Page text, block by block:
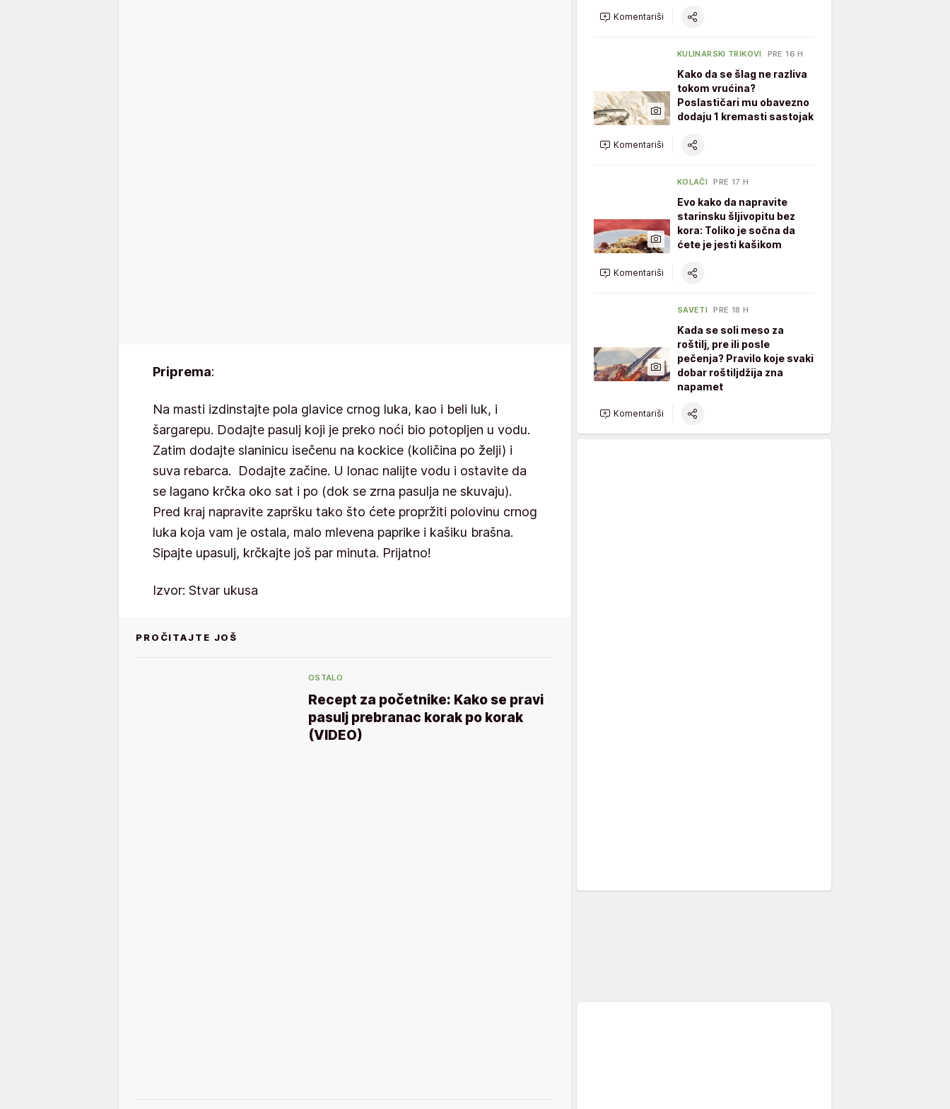
Priprema:
Na masti izdinstajte pola glavice crnog luka, kao i beli luk, i
šargarepu. Dodajte pasulj koji je preko noći bio potopljen u vodu.
Zatim dodajte slaninicu isečenu na kockice (količina po želji) i
suva rebarca. Dodajte začine. U lonac nalijte vodu i ostavite da
se lagano krčka oko sat i po (dok se zrna pasulja ne skuvaju).
Pred kraj napravite zapršku tako što ćete propržiti polovinu crnog
luka koja vam je ostala, malo mlevena paprike i kašiku brašna.
Sipajte upasulj, krčkajte još par minuta. Prijatno!
Izvor: Stvar ukusa
PROČITAJTE JOŠ
OSTALO
Recept za početnike: Kako se pravi
pasulj prebranac korak po korak
(VIDEO)
Komentariši
KULINARSKI TRIKOVI PRE 16 H
Kako da se šlag ne razliva
tokom vrućina?
Poslastičari mu obavezno
dodaju 1 kremasti sastojak
Komentariši
KOLAČI PRE 17 H
Evo kako da napravite
starinsku šljivopitu bez
kora: Toliko je sočna da
ćete je jesti kašikom
Komentariši
SAVETI PRE 18 H
Kada se soli meso za
roštilj, pre ili posle
pečenja? Pravilo koje svaki
dobar roštiljdžija zna
napamet
Komentariši